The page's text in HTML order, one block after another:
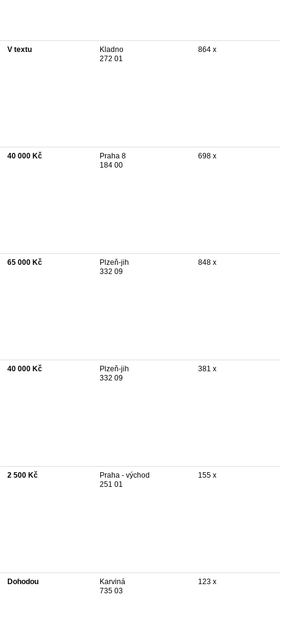
V textu
Kladno
272 01
864 x
40 000 Kč
Praha 8
184 00
698 x
65 000 Kč
Plzeň-jih
332 09
848 x
40 000 Kč
Plzeň-jih
332 09
381 x
2 500 Kč
Praha - východ
251 01
155 x
Dohodou
Karviná
735 03
123 x